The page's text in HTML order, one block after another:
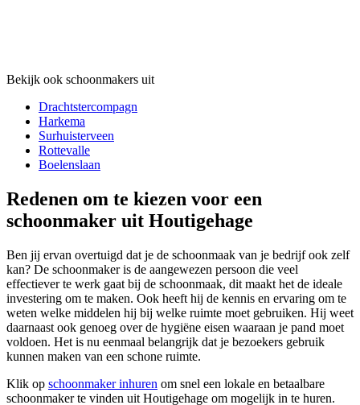
Bekijk ook schoonmakers uit
Drachtstercompagn
Harkema
Surhuisterveen
Rottevalle
Boelenslaan
Redenen om te kiezen voor een
schoonmaker uit Houtigehage
Ben jij ervan overtuigd dat je de schoonmaak van je bedrijf ook zelf
kan? De schoonmaker is de aangewezen persoon die veel
effectiever te werk gaat bij de schoonmaak, dit maakt het de ideale
investering om te maken. Ook heeft hij de kennis en ervaring om te
weten welke middelen hij bij welke ruimte moet gebruiken. Hij weet
daarnaast ook genoeg over de hygiëne eisen waaraan je pand moet
voldoen. Het is nu eenmaal belangrijk dat je bezoekers gebruik
kunnen maken van een schone ruimte.
Klik op schoonmaker inhuren om snel een lokale en betaalbare
schoonmaker te vinden uit Houtigehage om mogelijk in te huren.